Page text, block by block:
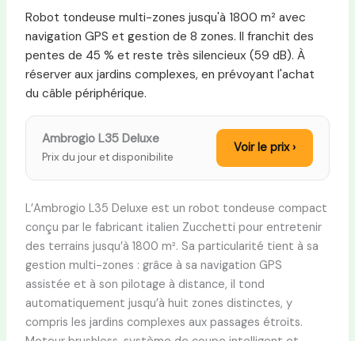
Robot tondeuse multi-zones jusqu'à 1800 m² avec
navigation GPS et gestion de 8 zones. Il franchit des
pentes de 45 % et reste très silencieux (59 dB). À
réserver aux jardins complexes, en prévoyant l'achat
du câble périphérique.
Ambrogio L35 Deluxe
Prix du jour et disponibilite
Voir le prix ›
L’Ambrogio L35 Deluxe est un robot tondeuse compact
conçu par le fabricant italien Zucchetti pour entretenir
des terrains jusqu’à 1800 m². Sa particularité tient à sa
gestion multi-zones : grâce à sa navigation GPS
assistée et à son pilotage à distance, il tond
automatiquement jusqu’à huit zones distinctes, y
compris les jardins complexes aux passages étroits.